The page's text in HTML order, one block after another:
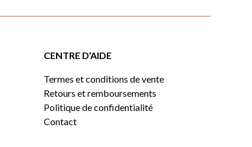
CENTRE D’AIDE
Termes et conditions de vente
Retours et remboursements
Politique de confidentialité
Contact